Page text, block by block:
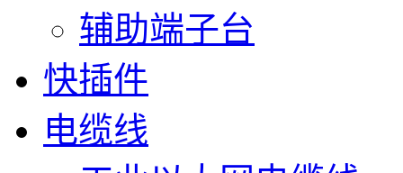
辅助端子台
快插件
电缆线